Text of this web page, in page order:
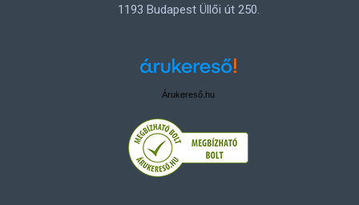
1193 Budapest Üllői út 250.
Árukereső.hu